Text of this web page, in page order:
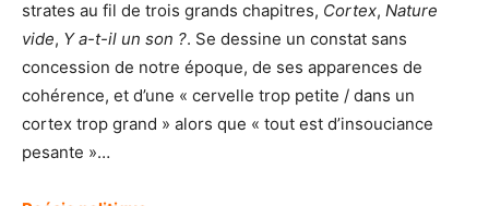
strates au fil de trois grands chapitres, Cortex, Nature
vide, Y a-t-il un son ?. Se dessine un constat sans
concession de notre époque, de ses apparences de
cohérence, et d’une « cervelle trop petite / dans un
cortex trop grand » alors que « tout est d’insouciance
pesante »…